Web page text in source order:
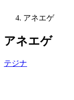
アネエゲ
アネエゲ
テジナ